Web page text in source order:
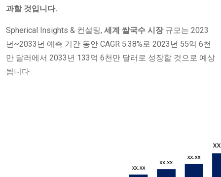
과할 것입니다.
Spherical Insights & 컨설팅, 세계 쌀국수 시장규모는 2023
년~2033년 예측 기간 동안 CAGR 5.38%로 2023년 55억 6천
만 달러에서 2033년 133억 6천만 달러로 성장할 것으로 예상
됩니다.